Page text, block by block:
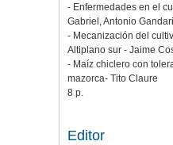
- Enfermedades en el
Gabriel, Antonio
- Mecanización del
Altiplano sur - Jaime
- Maíz chiclero con
mazorca- Tito Claure
8 p.
Editor